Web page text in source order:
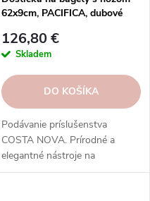
62x9cm, PACIFICA, dubové
126,80 €
Skladem
DO KOŠÍKA
Podávanie príslušenstva
COSTA NOVA. Prírodné a
elegantné nástroje na
servírovanie jedla.